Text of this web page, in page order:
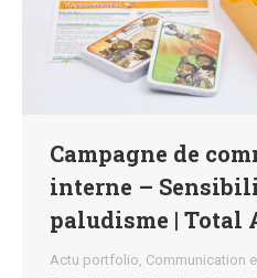
Campagne de
interne –
paludisme | Total
Actu portfolio, Communication